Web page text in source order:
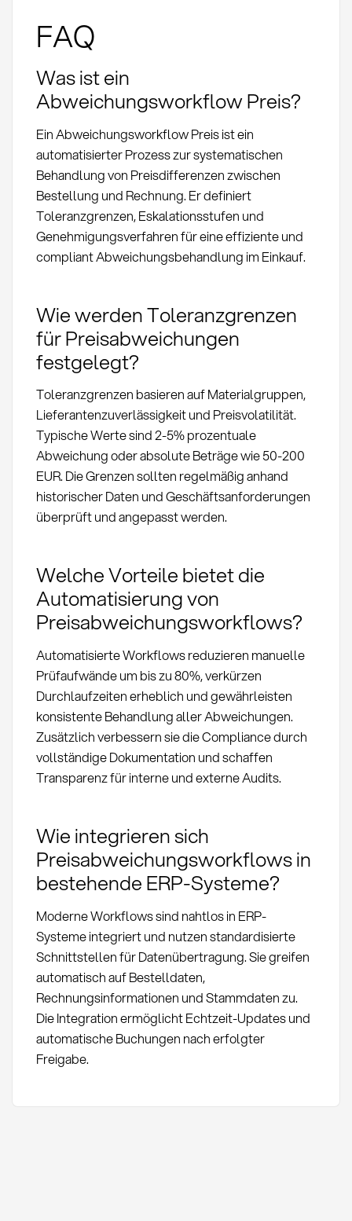
FAQ
Was ist ein
Abweichungsworkflow Preis?
Ein Abweichungsworkflow Preis ist ein
automatisierter Prozess zur systematischen
Behandlung von Preisdifferenzen zwischen
Bestellung und Rechnung. Er definiert
Toleranzgrenzen, Eskalationsstufen und
Genehmigungsverfahren für eine effiziente und
compliant Abweichungsbehandlung im Einkauf.
Wie werden Toleranzgrenzen
für Preisabweichungen
festgelegt?
Toleranzgrenzen basieren auf Materialgruppen,
Lieferantenzuverlässigkeit und Preisvolatilität.
Typische Werte sind 2-5% prozentuale
Abweichung oder absolute Beträge wie 50-200
EUR. Die Grenzen sollten regelmäßig anhand
historischer Daten und Geschäftsanforderungen
überprüft und angepasst werden.
Welche Vorteile bietet die
Automatisierung von
Preisabweichungsworkflows?
Automatisierte Workflows reduzieren manuelle
Prüfaufwände um bis zu 80%, verkürzen
Durchlaufzeiten erheblich und gewährleisten
konsistente Behandlung aller Abweichungen.
Zusätzlich verbessern sie die Compliance durch
vollständige Dokumentation und schaffen
Transparenz für interne und externe Audits.
Wie integrieren sich
Preisabweichungsworkflows in
bestehende ERP-Systeme?
Moderne Workflows sind nahtlos in ERP-
Systeme integriert und nutzen standardisierte
Schnittstellen für Datenübertragung. Sie greifen
automatisch auf Bestelldaten,
Rechnungsinformationen und Stammdaten zu.
Die Integration ermöglicht Echtzeit-Updates und
automatische Buchungen nach erfolgter
Freigabe.